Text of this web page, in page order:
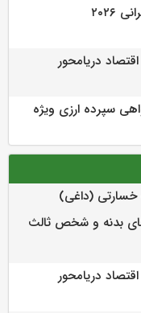
دریامحور
سپرده ارزی ویژه
(داغی)
بدنه و شخص ثالث
دریامحور